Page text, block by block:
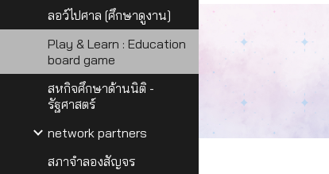
ลอว์ไปศาล [ศึกษาดูงาน]
Play & Learn : Education
board game
สหกิจศึกษาด้านนิติ -
รัฐศาสตร์
network partners
สภาจำลองสัญจร